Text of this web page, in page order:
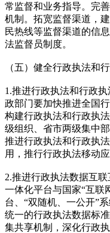
常监督和业务指导。完
机制。拓宽监督渠道，
民热线等监督渠道的信
法监督员制度。
（五）健全行政执法和
1.推进行政执法和行政
政部门要加快推进全国
构建行政执法和行政执
级组织、省市两级集中
推进行政执法和行政执
用，推行行政执法移动
2.推进行政执法数据互
一体化平台与国家“互联
台、“双随机、一公开”
统一的行政执法数据标
集共享机制，深化行政